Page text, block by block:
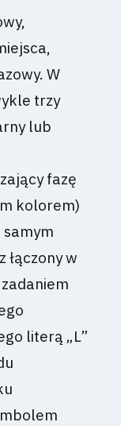
W
trzy
lub
fazę
kolorem)
łączony w
literą „L”